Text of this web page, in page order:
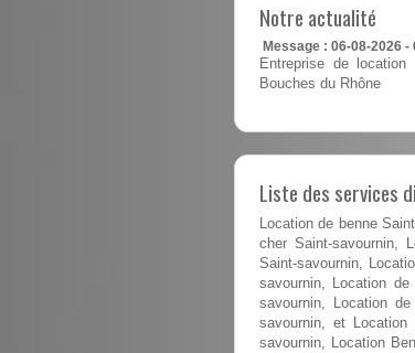
Notre actualité
Message : 06-08-2026 -
Entreprise de
Bouches du Rhône
Liste des services
Location de benne
cher Saint-savournin,
Saint-savournin,
savournin, Location
savournin, Location
savournin, et
savournin, Location